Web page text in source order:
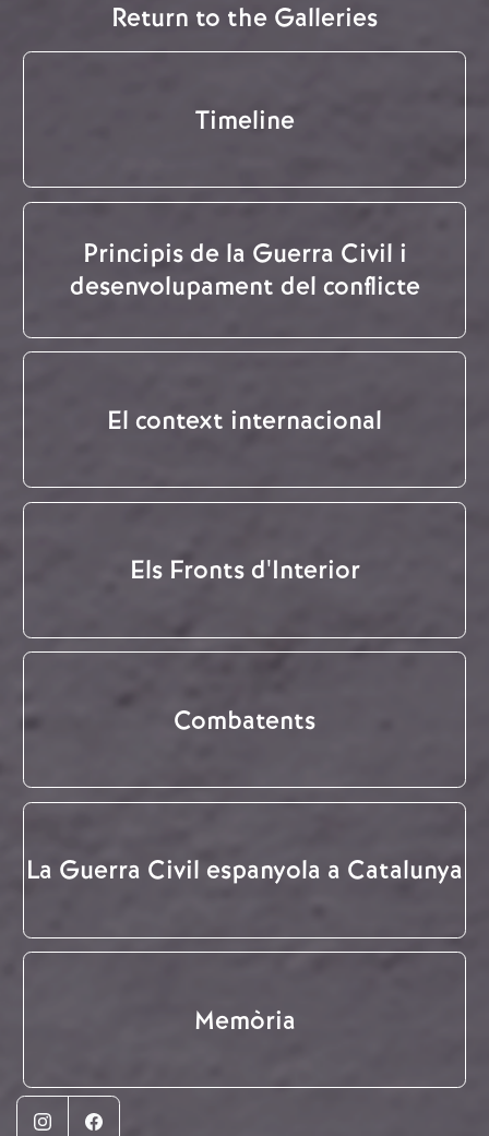
Return to the Galleries
Timeline
Principis de la Guerra Civil i
desenvolupament del conflicte
El context internacional
Els Fronts d'Interior
Combatents
La Guerra Civil espanyola a Catalunya
Memòria
InstagramFacebook